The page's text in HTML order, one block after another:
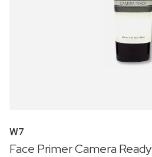
W7
Face Primer Camera Ready